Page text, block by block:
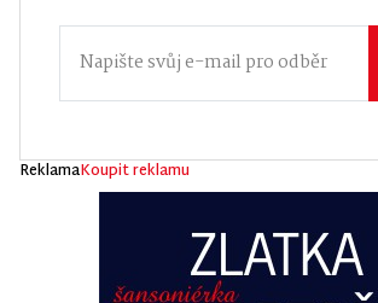
ReklamaKoupit reklamu